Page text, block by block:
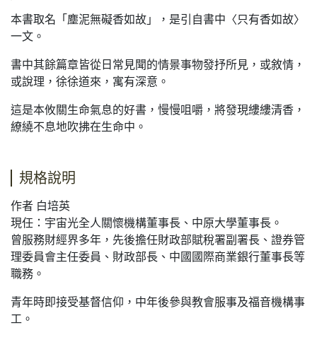
本書取名「塵泥無礙香如故」，是引自書中〈只有香如故〉
一文。
書中其餘篇章皆從日常見聞的情景事物發抒所見，或敘情，
或說理，徐徐道來，寓有深意。
這是本攸關生命氣息的好書，慢慢咀嚼，將發現縷縷清香，
繚繞不息地吹拂在生命中。
規格說明
作者 白培英
現任：宇宙光全人關懷機構董事長、中原大學董事長。
曾服務財經界多年，先後擔任財政部賦稅署副署長、證券管
理委員會主任委員、財政部長、中國國際商業銀行董事長等
職務。
青年時即接受基督信仰，中年後參與教會服事及福音機構事
工。